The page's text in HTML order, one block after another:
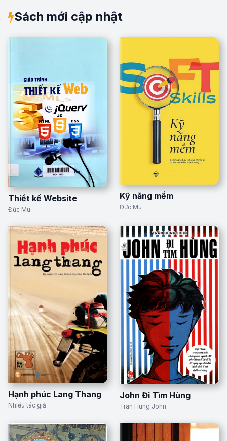
Sách mới cập nhật
Thiết kế Website
Đức Mu
Kỹ năng mềm
Đức Mu
Hạnh phúc Lang Thang
Nhiều tác giả
John Đi Tìm Hùng
Tran Hung John